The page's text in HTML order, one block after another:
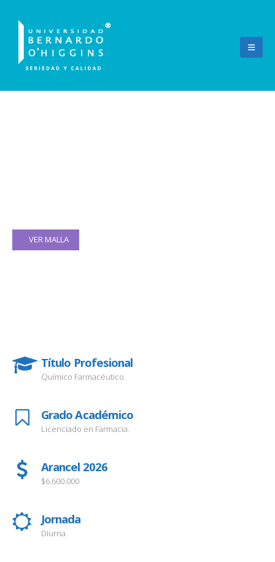
VER MALLA
Título Profesional
Químico Farmacéutico.
Grado Académico
Licenciado en Farmacia.
Arancel 2026
$6.600.000
Jornada
Diurna